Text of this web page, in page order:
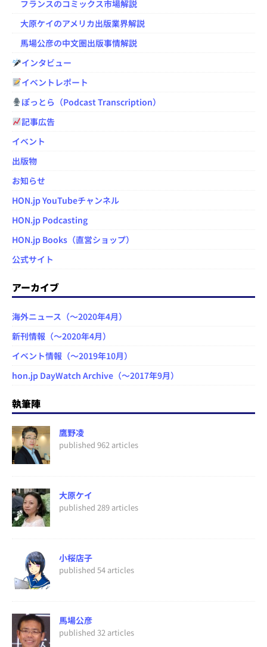
フランスのコミックス市場解説
大原ケイのアメリカ出版業界解説
馬場公彦の中文圏出版事情解説
インタビュー
イベントレポート
ぽっとら（Podcast Transcription）
記事広告
イベント
出版物
お知らせ
HON.jp YouTubeチャンネル
HON.jp Podcasting
HON.jp Books（直営ショップ）
公式サイト
アーカイブ
海外ニュース（～2020年4月）
新刊情報（～2020年4月）
イベント情報（～2019年10月）
hon.jp DayWatch Archive（～2017年9月）
執筆陣
鷹野凌
published 962 articles
大原ケイ
published 289 articles
小桜店子
published 54 articles
馬場公彦
published 32 articles